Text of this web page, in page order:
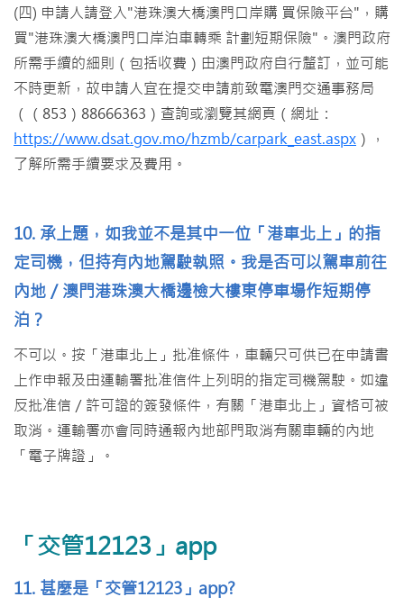
(四) 申請人請登入"港珠澳大橋澳門口岸購 買保險平台"，購
買"港珠澳大橋澳門口岸泊車轉乘 計劃短期保險"。澳門政府
所需手續的細則（包括收費）由澳門政府自行釐訂，並可能
不時更新，故申請人宜在提交申請前致電澳門交通事務局
（（853）88666363）查詢或瀏覽其網頁（網址：
https://www.dsat.gov.mo/hzmb/carpark_east.aspx ），
了解所需手續要求及費用。
10. 承上題，如我並不是其中一位「港車北上」的指
定司機，但持有內地駕駛執照。我是否可以駕車前往
內地／澳門港珠澳大橋邊檢大樓東停車場作短期停
泊？
不可以。按「港車北上」批准條件，車輛只可供已在申請書
上作申報及由運輸署批准信件上列明的指定司機駕駛。如違
反批准信／許可證的簽發條件，有關「港車北上」資格可被
取消。運輸署亦會同時通報內地部門取消有關車輛的內地
「電子牌證」。
「交管12123」app
11. 甚麼是「交管12123」app?